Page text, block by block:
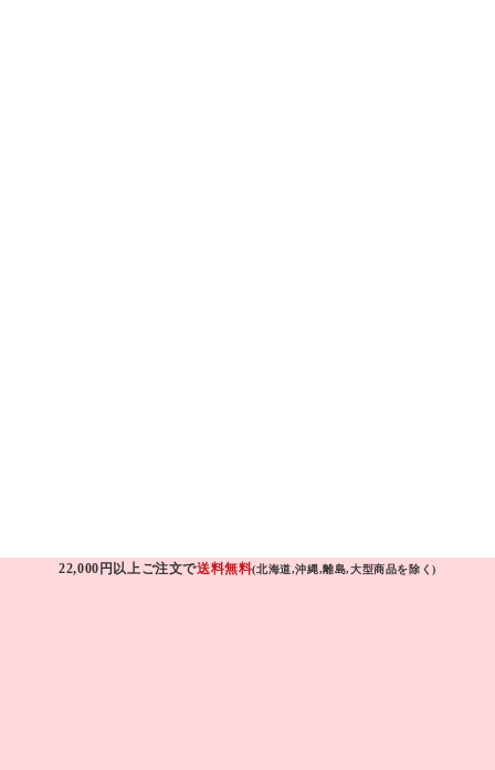
22,000円以上ご注文で送料無料(北海道,沖縄,離島,大型商品を除く)